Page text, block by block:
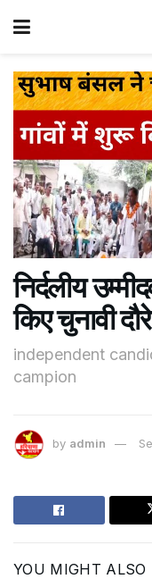
निर्दलीय
किए चुनावी
independent
campion
by admin
YOU MIGHT ALSO